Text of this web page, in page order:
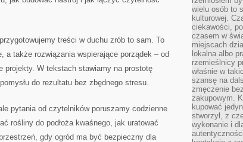
treści w duchu zrób to sam. To
a także rozwiązania wspierające porządek – od
projekty. W tekstach stawiamy na prostotę
do rezultatu bez zbędnego stresu.
pytania od czytelników poruszamy codzienne
rośliny do podłoża kwaśnego, jak uratować
gdy ogród ma być bezpieczny dla
wielu osób to
kulturowej.
ciekawości,
czasem w
miejscach
lokalna albo
rzemieślnicy
właśnie w
szansę na
zmęczenie
zakupowym.
kupować
stworzył, z
wykonanie i